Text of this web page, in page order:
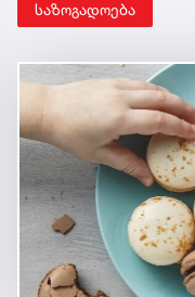
საზოგადოება